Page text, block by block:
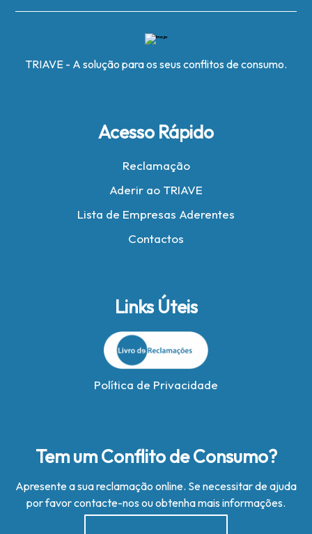
TRIAVE - A solução para os seus conflitos de consumo.
Acesso Rápido
Reclamação
Aderir ao TRIAVE
Lista de Empresas Aderentes
Contactos
Links Úteis
Política de Privacidade
Tem um Conflito de Consumo?
Apresente a sua reclamação online. Se necessitar de ajuda
por favor contacte-nos ou obtenha mais informações.